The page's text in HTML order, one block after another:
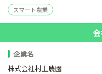
スマート農業
企業名
株式会社村上農園